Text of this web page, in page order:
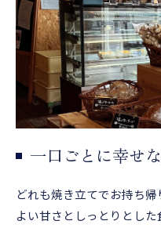
一口ごとに幸せ
どれも焼き立てでお持ち
よい甘さとしっとりとし